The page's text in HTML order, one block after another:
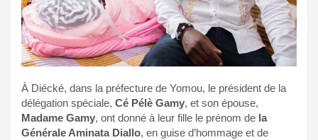
À Diécké, dans la préfecture de Yomou, le président de la
délégation spéciale, Cé Pélè Gamy, et son épouse,
Madame Gamy, ont donné à leur fille le prénom de la
Générale Aminata Diallo, en guise d’hommage et de